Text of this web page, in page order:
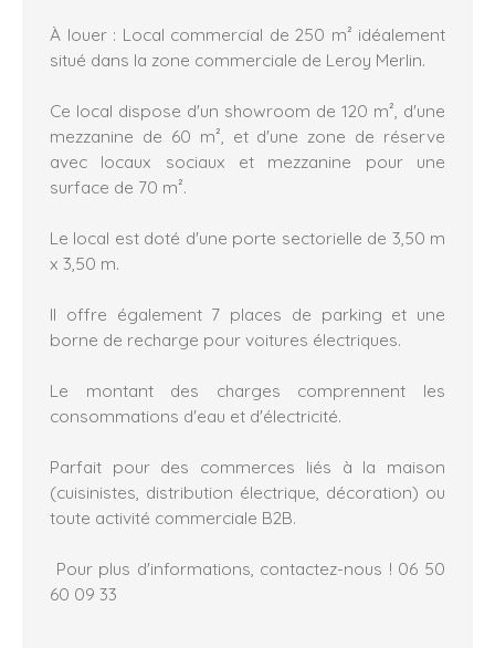
À louer : Local commercial de 250 m² idéalement
situé dans la zone commerciale de Leroy Merlin.
Ce local dispose d'un showroom de 120 m², d'une
mezzanine de 60 m², et d'une zone de réserve
avec locaux sociaux et mezzanine pour une
surface de 70 m².
Le local est doté d'une porte sectorielle de 3,50 m
x 3,50 m.
Il offre également 7 places de parking et une
borne de recharge pour voitures électriques.
Le montant des charges comprennent les
consommations d'eau et d'électricité.
Parfait pour des commerces liés à la maison
(cuisinistes, distribution électrique, décoration) ou
toute activité commerciale B2B.
Pour plus d'informations, contactez-nous ! 06 50
60 09 33